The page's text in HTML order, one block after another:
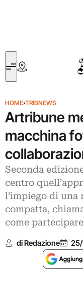
HOME›TRIBNEWS
Artribune
macchina
Seconda
centro
l’impiego di una
compatta,
come partecipare
di Redazione 25/